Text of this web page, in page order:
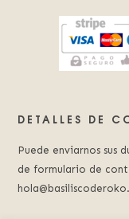
DETALLES DE
Puede enviarnos sus
de formulario de